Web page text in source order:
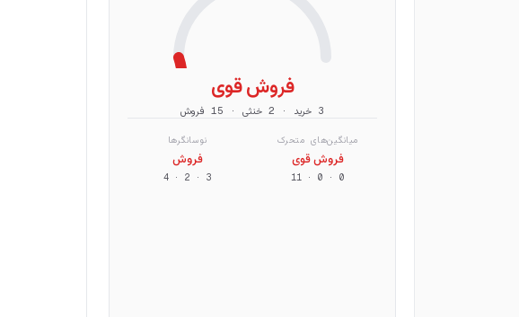
فروش قوی
3 خرید · 2 خنثی · 15 فروش
میانگین‌های متحرک
فروش قوی
0
·
0
·
11
نوسانگرها
فروش
3
·
2
·
4